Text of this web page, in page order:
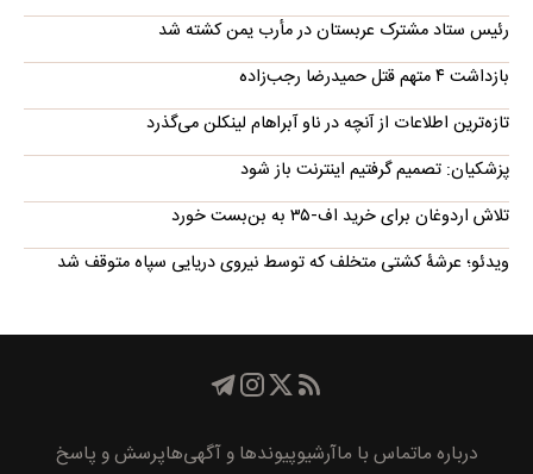
رئیس ستاد مشترک عربستان در مأرب یمن کشته شد
بازداشت ۴ متهم قتل حمیدرضا رجب‌زاده
تازه‌ترین اطلاعات از آنچه در ناو آبراهام لینکلن می‌گذرد
پزشکیان: تصمیم گرفتیم اینترنت باز شود
تلاش اردوغان برای خرید اف-۳۵ به بن‌بست خورد
ویدئو؛ عرشۀ کشتی متخلف که توسط نیروی دریایی سپاه متوقف شد
درباره ماتماس با ماآرشیوپیوند‌ها و آگهی‌هاپرسش و پاسخ